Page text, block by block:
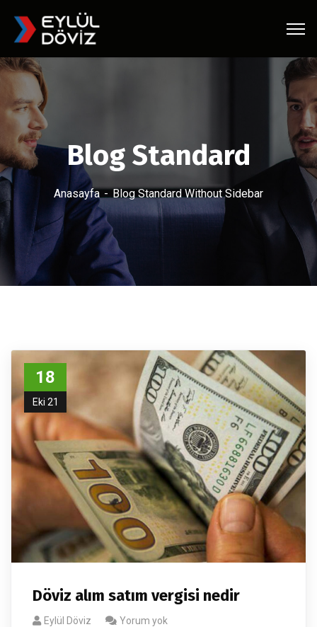
Blog Standard
Anasayfa Blog Standard Without Sidebar
18
Eki 21
Döviz alım satım vergisi nedir
Eylül Döviz Yorum yok